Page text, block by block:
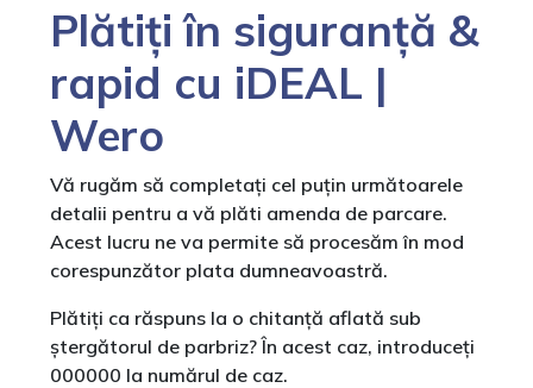
Plătiți în siguranță &
rapid cu iDEAL |
Wero
Vă rugăm să completați cel puțin următoarele
detalii pentru a vă plăti amenda de parcare.
Acest lucru ne va permite să procesăm în mod
corespunzător plata dumneavoastră.
Plătiți ca răspuns la o chitanță aflată sub
ștergătorul de parbriz? În acest caz, introduceți
000000 la numărul de caz.